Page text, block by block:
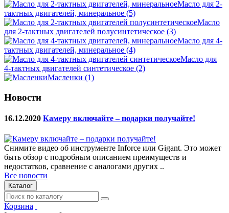
Масло для 2-
тактных двигателей, минеральное (5)
Масло
для 2-тактных двигателей полусинтетическое (3)
Масло для 4-
тактных двигателей, минеральное (4)
Масло для
4-тактных двигателей синтетическое (2)
Масленки (1)
Новости
16.12.2020 Камеру включайте – подарки получайте!
Снимите видео об инструменте Inforce или Gigant. Это может
быть обзор с подробным описанием преимуществ и
недостатков, сравнение с аналогами других ..
Все новости
Каталог
Корзина